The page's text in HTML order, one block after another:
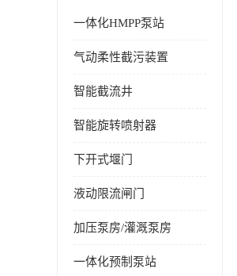
一体化HMPP泵站
气动柔性截污装置
智能截流井
智能旋转喷射器
下开式堰门
液动限流闸门
加压泵房/灌溉泵房
一体化预制泵站